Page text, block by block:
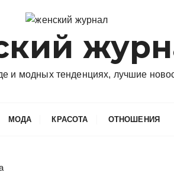
и модных тенденциях, лучшие
МОДА КРАСОТА ОТНОШЕНИЯ